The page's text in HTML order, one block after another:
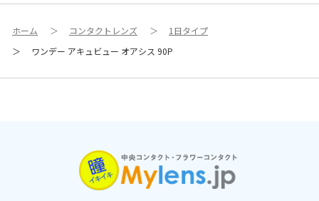
ホーム ＞ コンタクトレンズ ＞
1日タイプ
＞
ワンデー アキュビュー オアシス 90P